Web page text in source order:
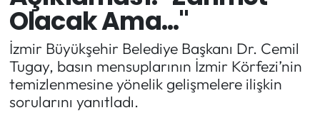
Olacak Ama..."
İzmir Büyükşehir Belediye Başkanı Dr. Cemil
Tugay, basın mensuplarının İzmir Körfezi’nin
temizlenmesine yönelik gelişmelere ilişkin
sorularını yanıtladı.